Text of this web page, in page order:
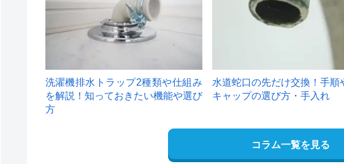
洗濯機排水トラップ2種類や仕組み
を解説！知っておきたい機能や選び
方
水道蛇口の先だけ交換！手順
キャップの選び方・手入れ
コラム一覧を見る